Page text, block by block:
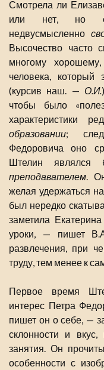
Смотрела ли
или нет, но
недвусмысленно
Высочество часто
многому
человека, который
(курсив наш. — О.И.
чтобы было
характеристики
образовании;
Федоровича оно
Штелин являлся
преподавателем .
желая удержаться
был нередко
заметила
уроки, — пишет
развлечения, при
труду, тем менее к
Первое время
интерес Петра
пишет он о себе, —
склонности и
занятия. Он
особенности с